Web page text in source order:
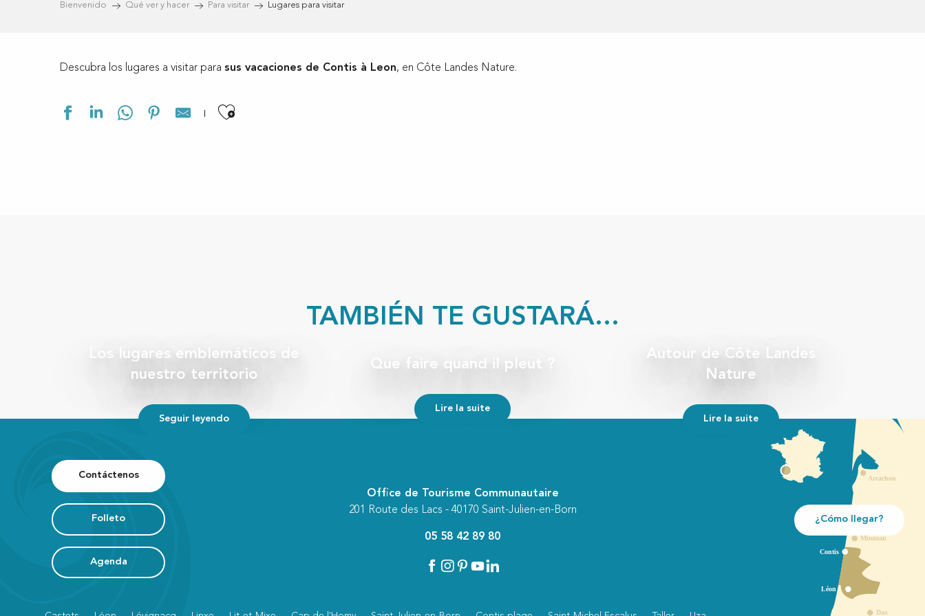
Bienvenido Qué ver y hacer Para visitar Lugares para visitar
Descubra los lugares a visitar para sus vacaciones de Contis à Leon, en Côte Landes Nature.
Ajouter aux favoris
TAMBIÉN TE GUSTARÁ...
Los lugares emblemáticos de
nuestro territorio
Seguir leyendo
Que faire quand il pleut ?
Lire la suite
Autour de Côte Landes
Nature
Lire la suite
Contáctenos
Folleto
Agenda
Office de Tourisme Communautaire
201 Route des Lacs - 40170 Saint-Julien-en-Born
05 58 42 89 80
¿Cómo llegar?